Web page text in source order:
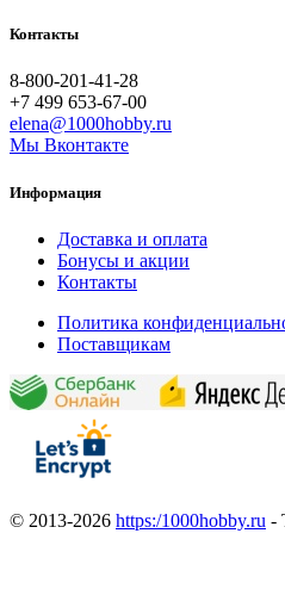
Контакты
8-800-201-41-28
+7 499 653-67-00
elena@1000hobby.ru
Мы Вконтакте
Информация
Доставка и оплата
Бонусы и акции
Контакты
Политика
Поставщикам
© 2013-2026 https:/1000hobby.ru -